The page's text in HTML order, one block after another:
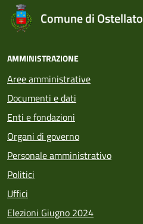
Comune di Ostellato
AMMINISTRAZIONE
Aree amministrative
Documenti e dati
Enti e fondazioni
Organi di governo
Personale amministrativo
Politici
Uffici
Elezioni Giugno 2024